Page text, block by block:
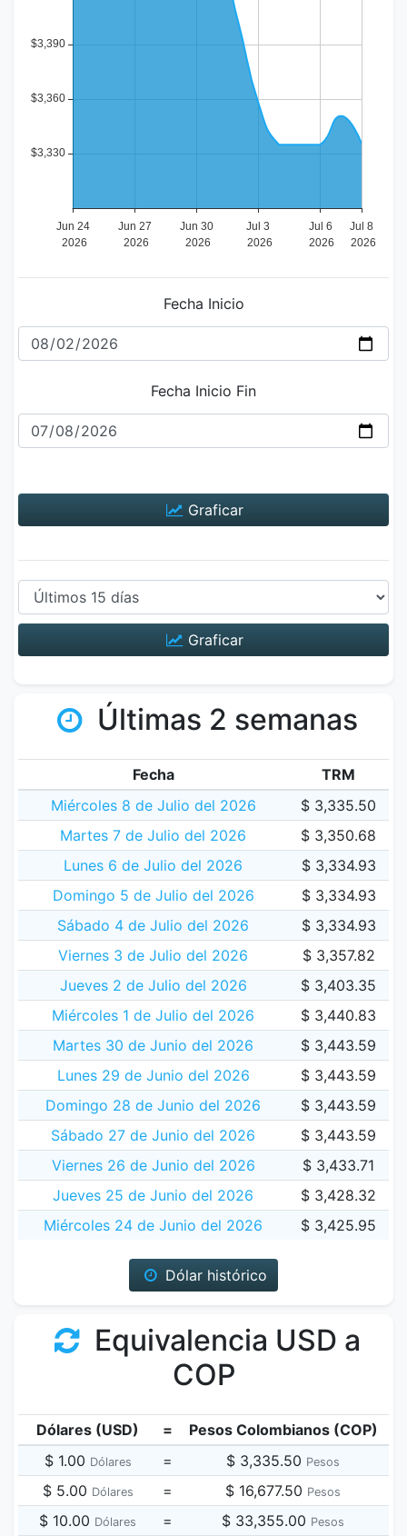
Fecha Inicio
Fecha Inicio Fin
Graficar
Graficar
Últimas 2 semanas
Fecha
TRM
Miércoles 8 de Julio del 2026
$ 3,335.50
Martes 7 de Julio del 2026
$ 3,350.68
Lunes 6 de Julio del 2026
$ 3,334.93
Domingo 5 de Julio del 2026
$ 3,334.93
Sábado 4 de Julio del 2026
$ 3,334.93
Viernes 3 de Julio del 2026
$ 3,357.82
Jueves 2 de Julio del 2026
$ 3,403.35
Miércoles 1 de Julio del 2026
$ 3,440.83
Martes 30 de Junio del 2026
$ 3,443.59
Lunes 29 de Junio del 2026
$ 3,443.59
Domingo 28 de Junio del 2026
$ 3,443.59
Sábado 27 de Junio del 2026
$ 3,443.59
Viernes 26 de Junio del 2026
$ 3,433.71
Jueves 25 de Junio del 2026
$ 3,428.32
Miércoles 24 de Junio del 2026
$ 3,425.95
Dólar histórico
Equivalencia USD a
COP
Dólares (USD) =
Pesos Colombianos (COP)
$ 1.00 Dólares = $ 3,335.50 Pesos
$ 5.00 Dólares = $ 16,677.50 Pesos
$ 10.00 Dólares = $ 33,355.00 Pesos